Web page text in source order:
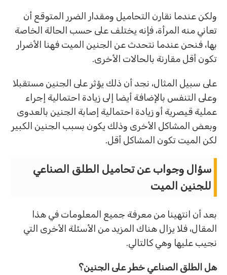
ولكن عندما نقارن التحاميل ومقدار الضرر المتوقع أن
تعاني منه المرأة، فإنه يختلف على حسب الحالة الخاصة
بها، فنحن عندما نتحدث عن الجنين الميت فهنا الأضرار
تكون أقل مقارنة بالحالات الأخرى.
على سبيل المثال، نجد أن ذلك يؤثر على الجنين مستقبلا
وعلى التنفس بالإضافة أيضا إلى زيادة احتمالية إجراء
عملية قيصرية أو زيادة احتمالية إصابة الجنين بالعدوى
وبعض المشاكل الأخرى وذلك يكون بسبب الجنين الكبير
لكن الميت تكون المشاكل أقل.
سؤال وجواب عن تحاميل الطلق الصناعي
للجنين الميت
بعد أن انتهينا من معرفة جميع المعلومات في هذا
المقال، فلا يزال هناك المزيد من الأسئلة الأخرى التي
نجيب عليها وهي كالتالي.
هل الطلق الصناعي خطر على الجنين؟